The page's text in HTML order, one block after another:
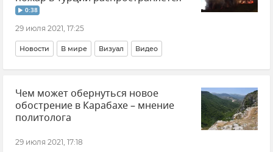
0:38
29 июля 2021, 17:25
Новости В мире Визуал Видео
Чем может обернуться новое
обострение в Карабахе – мнение
политолога
29 июля 2021, 17:18